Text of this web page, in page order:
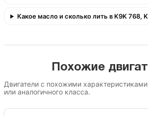
Какое масло и сколько лить в K9K 768,
Похожие
Двигатели с похожими
или аналогичного класса.